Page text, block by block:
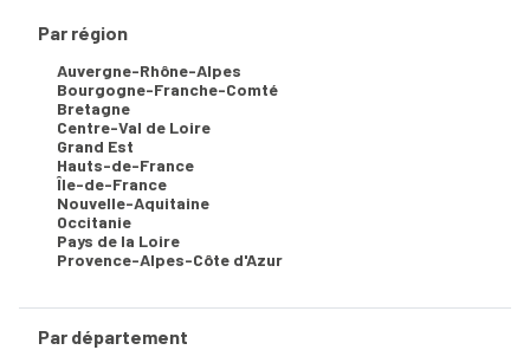
242 rue de l'Abbaye, 62110 Henin Beaumont
Voir nos offres d'emploi
Par région
Auvergne-Rhône-Alpes
Bourgogne-Franche-Comté
Bretagne
Centre-Val de Loire
Grand Est
Hauts-de-France
Île-de-France
Nouvelle-Aquitaine
Occitanie
Pays de la Loire
Provence-Alpes-Côte d'Azur
Par département